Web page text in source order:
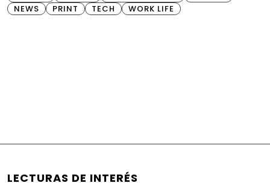
NEWS
PRINT TECH WORK LIFE
LECTURAS DE INTERÉS